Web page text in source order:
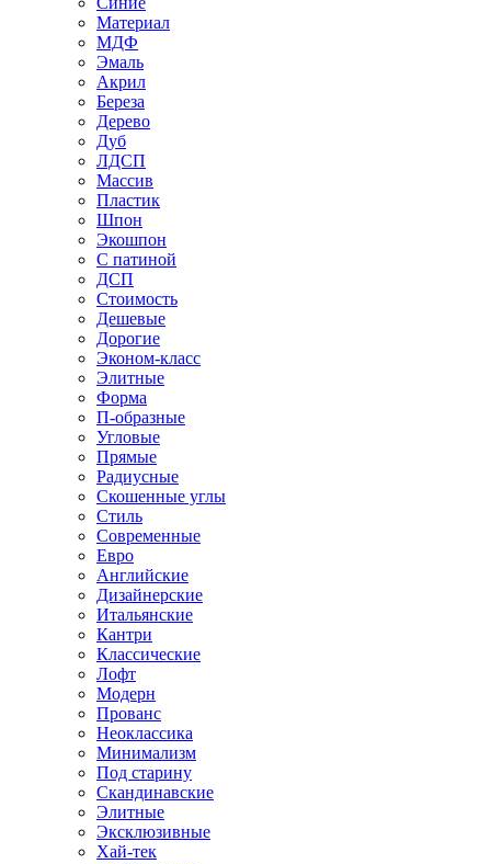
Материал
МДФ
Эмаль
Акрил
Береза
Дерево
Дуб
ЛДСП
Массив
Пластик
Шпон
Экошпон
С патиной
ДСП
Стоимость
Дешевые
Дорогие
Эконом-класс
Элитные
Форма
П-образные
Угловые
Прямые
Радиусные
Скошенные углы
Стиль
Современные
Евро
Английские
Дизайнерские
Итальянские
Кантри
Классические
Лофт
Модерн
Прованс
Неоклассика
Минимализм
Под старину
Скандинавские
Элитные
Эксклюзивные
Хай-тек